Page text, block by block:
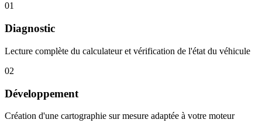
01
Diagnostic
Lecture complète du calculateur et vérification de l'état du véhicule
02
Développement
Création d'une cartographie sur mesure adaptée à votre moteur